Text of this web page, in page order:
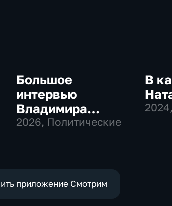
Большое
интервью
Владимира
Соловьева
2026, Политические
В
2024
приложение Смотрим